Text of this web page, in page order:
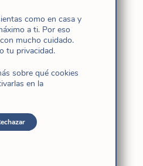
a escuchar un
y escaso de palabras…
casi olvidados o,
que esa devoción fue
incluso, uno de los
vida espiritual”.
y sobre todo la
Dios está a la base
como en casa y
a ti. Por eso
mucho cuidado.
tu privacidad.
sobre qué cookies
en la